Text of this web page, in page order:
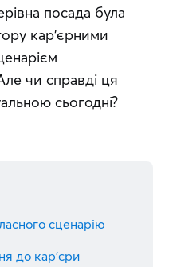
посада була
кар'єрними
чи справді ця
сьогодні?
сценарію
до кар'єри